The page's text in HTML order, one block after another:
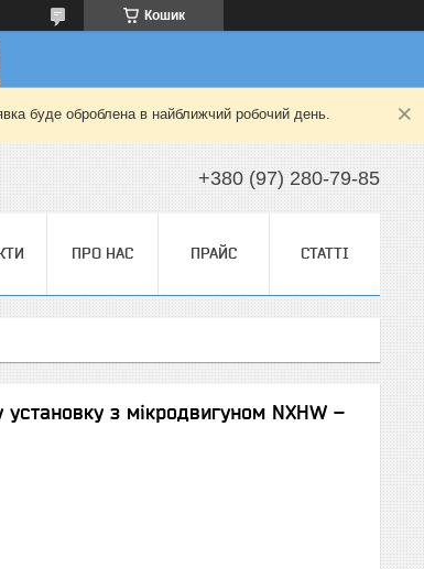
Кошик
буде оброблена в найближчий робочий день.
+380 (97) 280-79-85
ПРО НАС ПРАЙС СТАТТІ
з мікродвигуном NXHW –